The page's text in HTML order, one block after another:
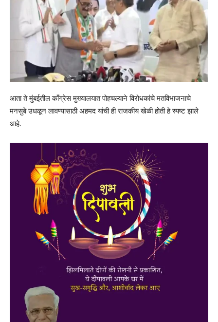
आता ते मुंबईतील काँग्रेस मुख्यालयात पोहचल्याने विरोधकांचे मतविभाजनाचे
मनसुबे उधळून लावण्यासाठी अहमद यांची ही राजकीय खेळी होती हे स्पष्ट झाले
आहे.